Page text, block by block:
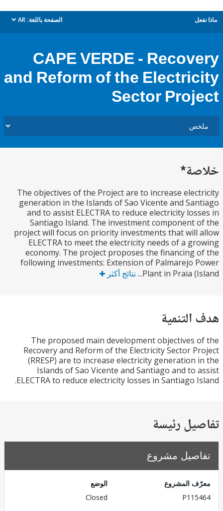
الصفحة باللغة: AR
dropdown
CAPE VERDE -
and Reform of the
Sector
The objectives of the Project are to increase
generation in the Islands of Sao Vicente and
and to assist ELECTRA to reduce electricity
Santiago Island. The investment component
project will focus on priority investments that
ELECTRA to meet the electricity needs of a
economy. The project proposes the financing
following investments: Extension of Palmarejo
Plant in Praia نتائج أكثر
The proposed main development objectives
Recovery and Reform of the Electricity Sector
(RRESP) are to increase electricity
Islands of Sao Vicente and Santiago and to
ELECTRA to reduce electricity losses in Santiago
رئيسة
مشروع
المشروع